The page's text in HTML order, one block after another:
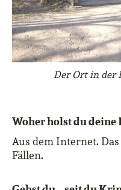
Der Ort in der
Woher holst du
Aus dem Internet.
Fällen.